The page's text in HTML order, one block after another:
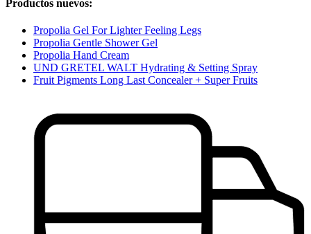
Productos nuevos:
Propolia Gel For Lighter Feeling Legs
Propolia Gentle Shower Gel
Propolia Hand Cream
UND GRETEL WALT Hydrating & Setting Spray
Fruit Pigments Long Last Concealer + Super Fruits